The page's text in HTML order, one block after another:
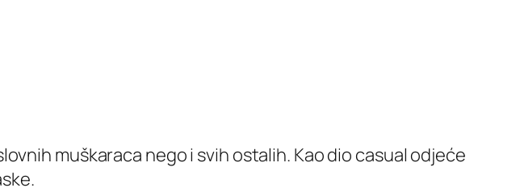
muškaraca nego i svih ostalih. Kao dio casual odjeće